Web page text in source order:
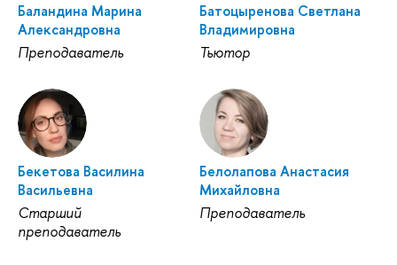
Баландина Марина
Александровна
Преподаватель
Батоцыренова Светлана
Владимировна
Тьютор
Бекетова Василина
Васильевна
Старший
преподаватель
Белолапова Анастасия
Михайловна
Преподаватель